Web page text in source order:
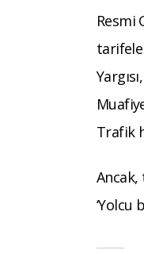
Resmi
Trafik
Ancak,
‘Yolcu